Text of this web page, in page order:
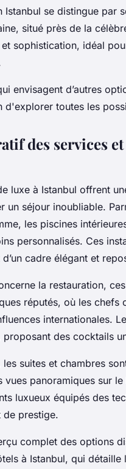
Istanbul se distingue par
situé près de la
sophistication, idéal
envisagent d’autres
d'explorer toutes les
des services
luxe à Istanbul offrent
un séjour inoubliable.
les piscines
personnalisés. Ces
cadre élégant et
la restauration,
réputés, où les chefs
internationales.
proposant des cocktails
les suites et chambres
vues panoramiques sur
luxueux équipés des
de prestige.
complet des options
à Istanbul, qui